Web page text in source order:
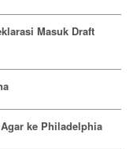
Masuk Draft
ke Philadelphia